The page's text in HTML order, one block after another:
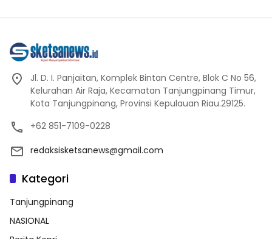
Jl. D. I. Panjaitan, Komplek Bintan Centre, Blok C No 56,
Kelurahan Air Raja, Kecamatan Tanjungpinang Timur,
Kota Tanjungpinang, Provinsi Kepulauan Riau.29125.
+62 851-7109-0228
redaksisketsanews@gmail.com
Kategori
Tanjungpinang
NASIONAL